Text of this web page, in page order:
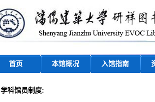
首页 本馆概况 入馆指南
学科馆员制度: